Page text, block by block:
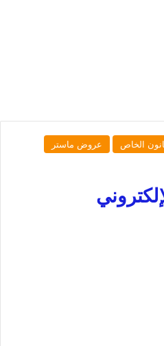
الخاص
عروض ماستر